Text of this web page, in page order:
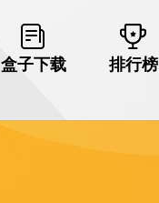
盒子下载 排行榜